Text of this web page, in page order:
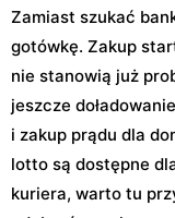
Zamiast szukać
gotówkę. Zakup
nie stanowią już
jeszcze
i zakup prądu dla
lotto są dostępne
kuriera, warto tu